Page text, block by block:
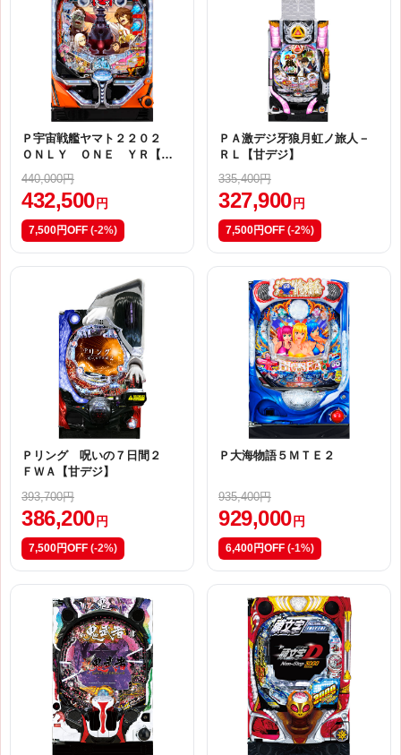
Ｐ宇宙戦艦ヤマト２２０２
ＯＮＬＹ ＯＮＥ ＹＲ【甘
440,000円
432,500 円
7,500円OFF (-2%)
ＰＡ激デジ牙狼月虹ノ旅人－
ＲＬ【甘デジ】
335,400円
327,900 円
7,500円OFF (-2%)
Ｐリング 呪いの７日間２
ＦＷＡ【甘デジ】
393,700円
386,200 円
7,500円OFF (-2%)
Ｐ大海物語５ＭＴＥ２
935,400円
929,000 円
6,400円OFF (-1%)